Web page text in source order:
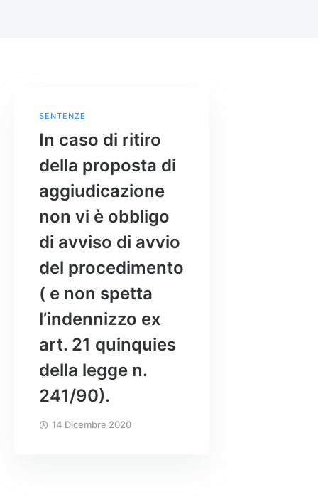
SENTENZE
In caso di ritiro
della proposta di
aggiudicazione
non vi è obbligo
di avviso di avvio
del procedimento
( e non spetta
l’indennizzo ex
art. 21 quinquies
della legge n.
241/90).
14 Dicembre 2020